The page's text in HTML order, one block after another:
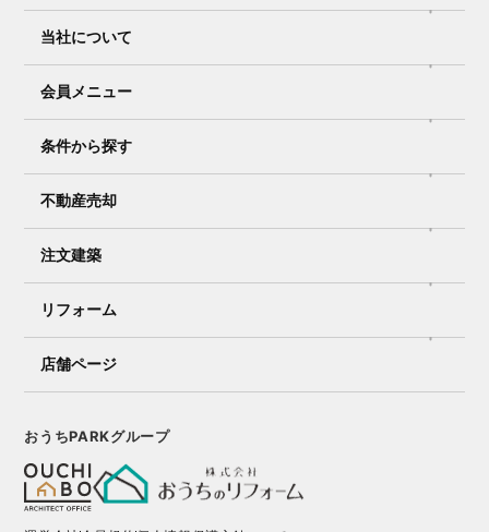
当社について
会員メニュー
条件から探す
不動産売却
注文建築
リフォーム
店舗ページ
おうちPARKグループ